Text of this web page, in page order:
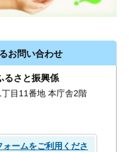
お問い合わせ
るさと振興係
目11番地 本庁舎2階
ームをご利用くださ